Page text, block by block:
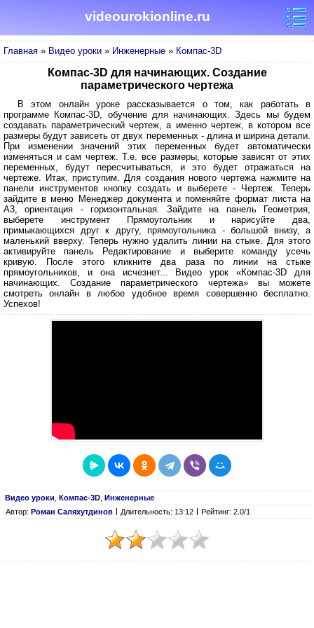
videourokionline.ru
Главная » Видео уроки » Инженерные » Компас-3D
Компас-3D для начинающих. Создание
параметрического чертежа
В этом онлайн уроке рассказывается о том, как работать в
программе Компас-3D, обучение для начинающих. Здесь мы будем
создавать параметрический чертеж, а именно чертеж, в котором все
размеры будут зависеть от двух переменных - длина и ширина детали.
При изменении значений этих переменных будет автоматически
изменяться и сам чертеж. Т.е. все размеры, которые зависят от этих
переменных, будут пересчитываться, и это будет отражаться на
чертеже. Итак, приступим. Для создания нового чертежа нажмите на
панели инструментов кнопку создать и выберете - Чертеж. Теперь
зайдите в меню Менеджер документа и поменяйте формат листа на
А3, ориентация - горизонтальная. Зайдите на панель Геометрия,
выберете инструмент Прямоугольник и нарисуйте два,
примыкающихся друг к другу, прямоугольника - большой внизу, а
маленький вверху. Теперь нужно удалить линии на стыке. Для этого
активируйте панель Редактирование и выберите команду усечь
кривую. После этого кликните два раза по линии на стыке
прямоугольников, и она исчезнет... Видео урок «Компас-3D для
начинающих. Создание параметрического чертежа» вы можете
смотреть онлайн в любое удобное время совершенно бесплатно.
Успехов!
Видео уроки Компас-3D Инженерные
Автор: Роман Саляхутдинов Длительность: 13:12 Рейтинг: 2.0/1